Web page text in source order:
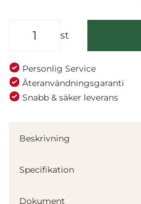
st
Personlig Service
Återanvändningsgaranti
Snabb & säker leverans
Beskrivning
Specifikation
Dokument